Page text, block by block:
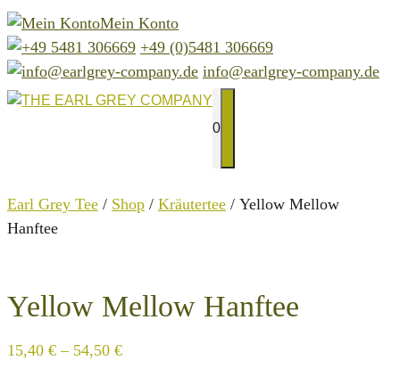
Zum
Inhalt
springen
Mein Konto
+49 (0)5481 306669
info@earlgrey-company.de
0
MENÜ
Earl Grey Tee / Shop / Kräutertee / Yellow Mellow
Hanftee
Yellow Mellow Hanftee
15,40 € – 54,50 €